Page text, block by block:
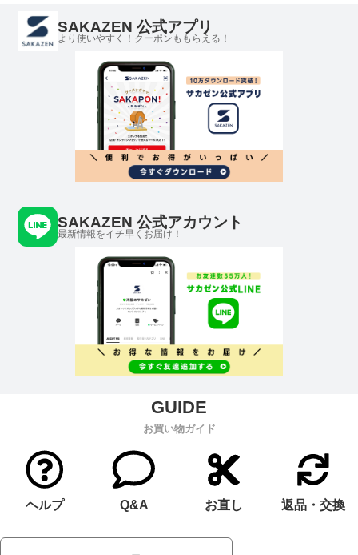
SAKAZEN 公式アプリ
より使いやすく！クーポンももらえる！
SAKAZEN 公式アカウント
最新情報をイチ早くお届け！
お買い物ガイド
ヘルプ Q&A お直し 返品・交換